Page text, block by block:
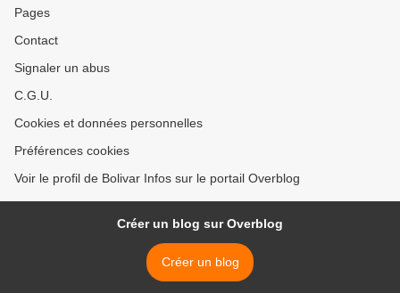
Pages
Contact
Signaler un abus
C.G.U.
Cookies et données personnelles
Préférences cookies
Voir le profil de Bolivar Infos sur le portail Overblog
Créer un blog sur Overblog
Créer un blog